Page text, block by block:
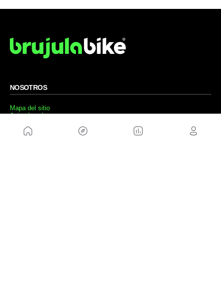
NOSOTROS
Mapa del sitio
Aviso Legal
Política de cookies
Política de privacidad